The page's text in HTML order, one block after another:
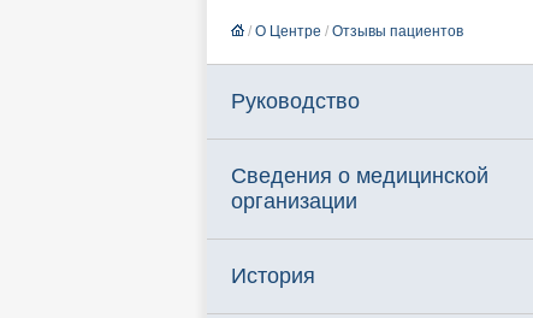
/ О Центре / Отзывы пациентов
Руководство
Сведения о медицинской
организации
История